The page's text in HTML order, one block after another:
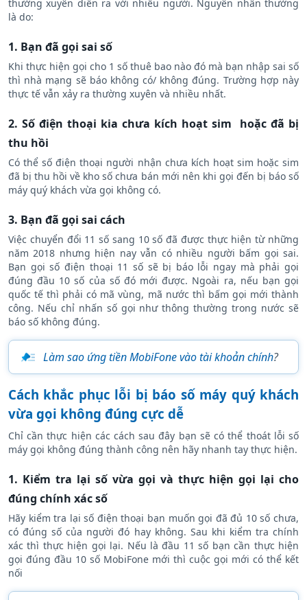
Lỗi sim MobiFone không gọi được báo số không đúng vẫn
thường xuyên diễn ra với nhiều người. Nguyên nhân thường
1. Bạn đã gọi sai số
Khi thực hiện gọi cho 1 số thuê bao nào đó mà bạn nhập sai số
thì nhà mạng sẽ báo không có/ không đúng. Trường hợp này
2. Số điện thoại kia chưa kích hoạt sim hoặc đã bị
thu hồi
Có thể số điện thoại người nhận chưa kích hoạt sim hoặc sim
đã bị thu hồi về kho số chưa bán mới nên khi gọi đến bị báo số
3. Bạn đã gọi sai cách
Việc chuyển đổi 11 số sang 10 số đã được thực hiện từ những
năm 2018 nhưng hiện nay vẫn có nhiều người bấm gọi sai.
Bạn gọi số điện thoại 11 số sẽ bị báo lỗi ngay mà phải gọi
đúng đầu 10 số của số đó mới được. Ngoài ra, nếu bạn gọi
quốc tế thì phải có mã vùng, mã nước thì bấm gọi mới thành
công. Nếu chỉ nhấn số gọi như thông thường trong nước sẽ
báo số không đúng.
Làm sao ứng tiền MobiFone vào tài khoản chính?
Cách khắc phục lỗi bị báo số máy quý khách
vừa gọi không đúng cực dễ
Chỉ cần thực hiện các cách sau đây bạn sẽ có thể thoát lỗi số
1. Kiểm tra lại số vừa gọi và thực hiện gọi lại cho
đúng chính xác số
Hãy kiểm tra lại số điện thoại bạn muốn gọi đã đủ 10 số chưa,
có đúng số của người đó hay không. Sau khi kiểm tra chính
xác thì thực hiện gọi lại. Nếu là đầu 11 số bạn cần thực hiện
gọi đúng đầu 10 số MobiFone mới thì cuộc gọi mới có thể kết
nối